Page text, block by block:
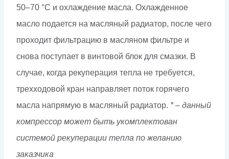
50–70 °С и охлаждение масла. Охлажденное
масло подается на масляный радиатор, после чего
проходит фильтрацию в масляном фильтре и
снова поступает в винтовой блок для смазки. В
случае, когда рекуперация тепла не требуется,
трехходовой кран направляет поток горячего
масла напрямую в масляный радиатор. * – данный
компрессор может быть укомплектован
системой рекуперации тепла по желанию
заказчика